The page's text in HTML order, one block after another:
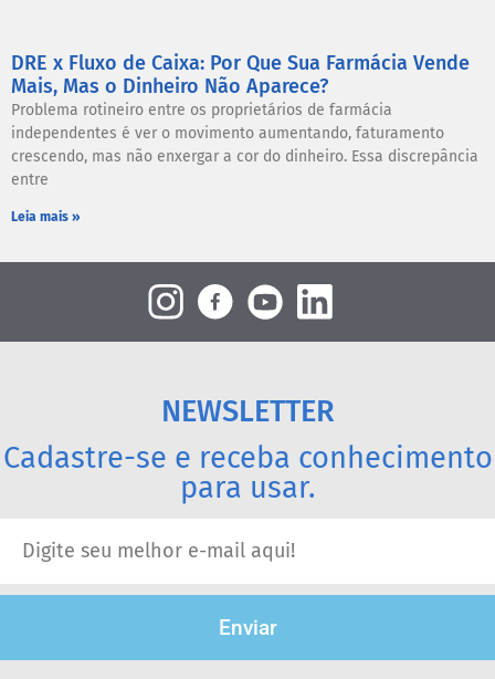
DRE x Fluxo de Caixa: Por Que Sua Farmácia Vende
Mais, Mas o Dinheiro Não Aparece?
Problema rotineiro entre os proprietários de farmácia
independentes é ver o movimento aumentando, faturamento
crescendo, mas não enxergar a cor do dinheiro. Essa discrepância
entre
Leia mais »
NEWSLETTER
Cadastre-se e receba conhecimento
para usar.
Enviar